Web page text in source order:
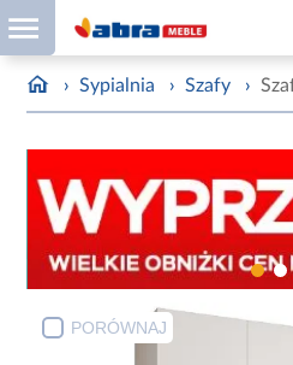
› Sypialnia › Szafy ›
PORÓWNAJ